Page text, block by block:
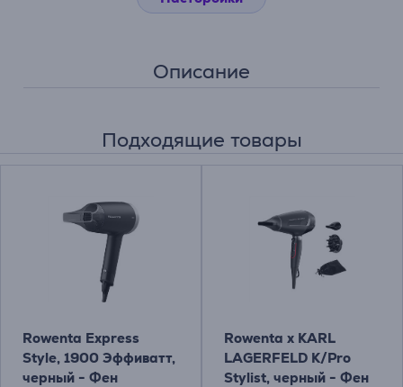
Описание
Подходящие товары
Rowenta Express
Style, 1900 Эффиватт,
черный - Фен
Rowenta x KARL
LAGERFELD K/Pro
Stylist, черный - Фен